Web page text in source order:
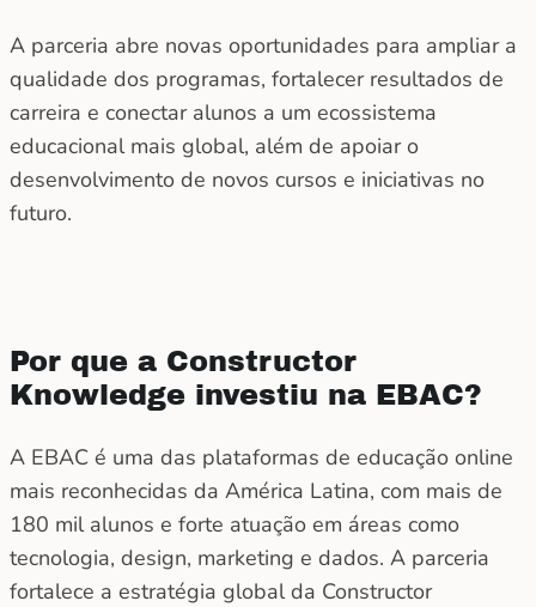
A parceria abre novas oportunidades para ampliar a
qualidade dos programas, fortalecer resultados de
carreira e conectar alunos a um ecossistema
educacional mais global, além de apoiar o
desenvolvimento de novos cursos e iniciativas no
futuro.
Por que a Constructor
Knowledge investiu na EBAC?
A EBAC é uma das plataformas de educação online
mais reconhecidas da América Latina, com mais de
180 mil alunos e forte atuação em áreas como
tecnologia, design, marketing e dados. A parceria
fortalece a estratégia global da Constructor